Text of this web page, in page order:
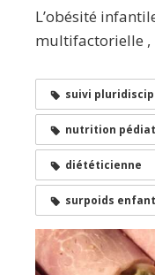
L’obésité
multifactorielle ,
suivi
nutrition
diététicienne
surpoids